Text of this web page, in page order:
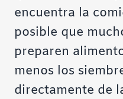
encuentra la
posible que
preparen
menos los
directamente de